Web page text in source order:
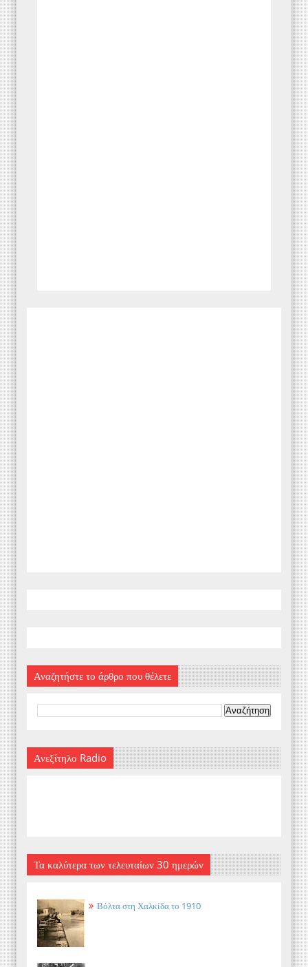
Αναζητήστε το άρθρο που θέλετε
Ανεξίτηλο Radio
Τα καλύτερα των τελευταίων 30 ημερών
Βόλτα στη Χαλκίδα το 1910